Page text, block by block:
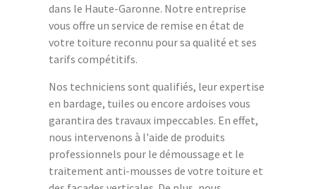
dans le Haute-Garonne. Notre entreprise
vous offre un service de remise en état de
votre toiture reconnu pour sa qualité et ses
tarifs compétitifs.
Nos techniciens sont qualifiés, leur expertise
en bardage, tuiles ou encore ardoises vous
garantira des travaux impeccables. En effet,
nous intervenons à l'aide de produits
professionnels pour le démoussage et le
traitement anti-mousses de votre toiture et